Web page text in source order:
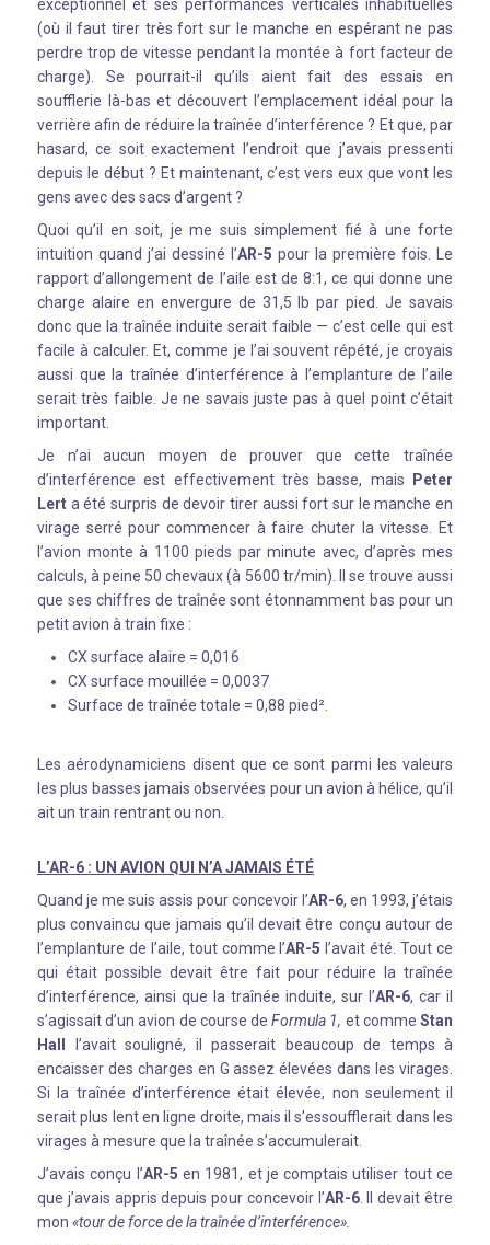
exceptionnel et ses performances verticales inhabituelles
(où il faut tirer très fort sur le manche en espérant ne pas
perdre trop de vitesse pendant la montée à fort facteur de
charge). Se pourrait-il qu’ils aient fait des essais en
soufflerie là-bas et découvert l’emplacement idéal pour la
verrière afin de réduire la traînée d’interférence ? Et que, par
hasard, ce soit exactement l’endroit que j’avais pressenti
depuis le début ? Et maintenant, c’est vers eux que vont les
gens avec des sacs d’argent ?
Quoi qu’il en soit, je me suis simplement fié à une forte
intuition quand j’ai dessiné l’AR-5 pour la première fois. Le
rapport d’allongement de l’aile est de 8:1, ce qui donne une
charge alaire en envergure de 31,5 lb par pied. Je savais
donc que la traînée induite serait faible — c’est celle qui est
facile à calculer. Et, comme je l’ai souvent répété, je croyais
aussi que la traînée d’interférence à l’emplanture de l’aile
serait très faible. Je ne savais juste pas à quel point c’était
important.
Je n’ai aucun moyen de prouver que cette traînée
d’interférence est effectivement très basse, mais
Peter
Lert a été surpris de devoir tirer aussi fort sur le manche en
virage serré pour commencer à faire chuter la vitesse. Et
l’avion monte à 1100 pieds par minute avec, d’après mes
calculs, à peine 50 chevaux (à 5600 tr/min). Il se trouve aussi
que ses chiffres de traînée sont étonnamment bas pour un
petit avion à train fixe :
CX​ surface alaire = 0,016
CX surface mouillée = 0,0037
Surface de traînée totale = 0,88 pied².
Les aérodynamiciens disent que ce sont parmi les valeurs
les plus basses jamais observées pour un avion à hélice, qu’il
ait un train rentrant ou non.
L’AR-6 : UN AVION QUI N’A JAMAIS ÉTÉ
Quand je me suis assis pour concevoir l’AR-6, en 1993, j’étais
plus convaincu que jamais qu’il devait être conçu autour de
l’emplanture de l’aile, tout comme l’AR-5 l’avait été. Tout ce
qui était possible devait être fait pour réduire la traînée
d’interférence, ainsi que la traînée induite, sur l’AR-6, car il
s’agissait d’un avion de course deFormula 1, et commeStan
Hall
l’avait souligné, il passerait beaucoup de temps à
encaisser des charges en G assez élevées dans les virages.
Si la traînée d’interférence était élevée, non seulement il
serait plus lent en ligne droite, mais il s’essoufflerait dans les
virages à mesure que la traînée s’accumulerait.
J’avais conçu l’AR-5 en 1981, et je comptais utiliser tout ce
que j’avais appris depuis pour concevoir l’AR-6. Il devait être
mon «tour de force de la traînée d’interférence».